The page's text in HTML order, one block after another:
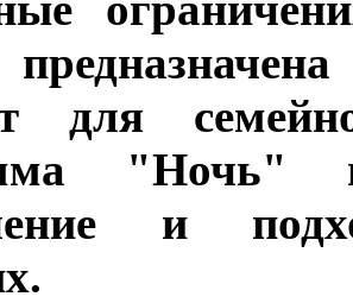
для
"Ночь"
и